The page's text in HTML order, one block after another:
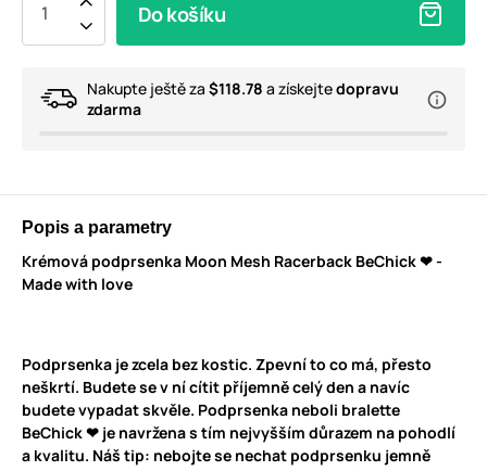
Do košíku
Nakupte ještě za $118.78 a získejtedopravu
zdarma
Popis a parametry
Krémová podprsenka Moon Mesh Racerback BeChick ❤ -
Made with love
Podprsenka je zcela bez kostic. Zpevní to co má, přesto
neškrtí. Budete se v ní cítit příjemně celý den a navíc
budete vypadat skvěle. Podprsenka neboli bralette
BeChick ❤ je navržena s tím nejvyšším důrazem na pohodlí
a kvalitu. Náš tip: nebojte se nechat podprsenku jemně